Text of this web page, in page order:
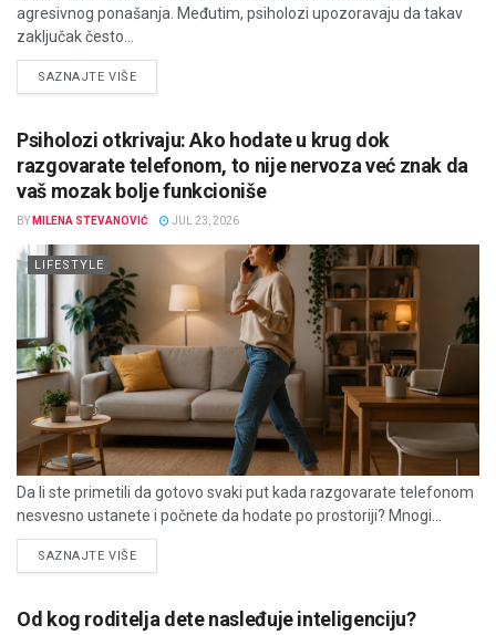
agresivnog ponašanja. Međutim, psiholozi upozoravaju da takav
zaključak često...
SAZNAJTE VIŠEDETAILS
Psiholozi otkrivaju: Ako hodate u krug dok
razgovarate telefonom, to nije nervoza već znak da
vaš mozak bolje funkcioniše
BY MILENA STEVANOVIĆ JUL 23, 2026
LIFESTYLE
Da li ste primetili da gotovo svaki put kada razgovarate telefonom
nesvesno ustanete i počnete da hodate po prostoriji? Mnogi...
SAZNAJTE VIŠEDETAILS
Od kog roditelja dete nasleđuje inteligenciju?